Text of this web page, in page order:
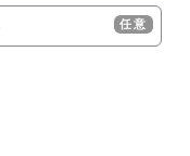
任意